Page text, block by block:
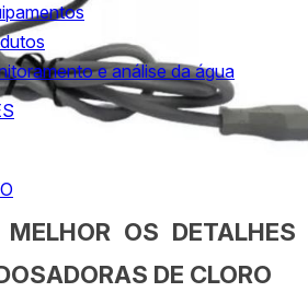
e análise da água
MELHOR OS
DE CLORO